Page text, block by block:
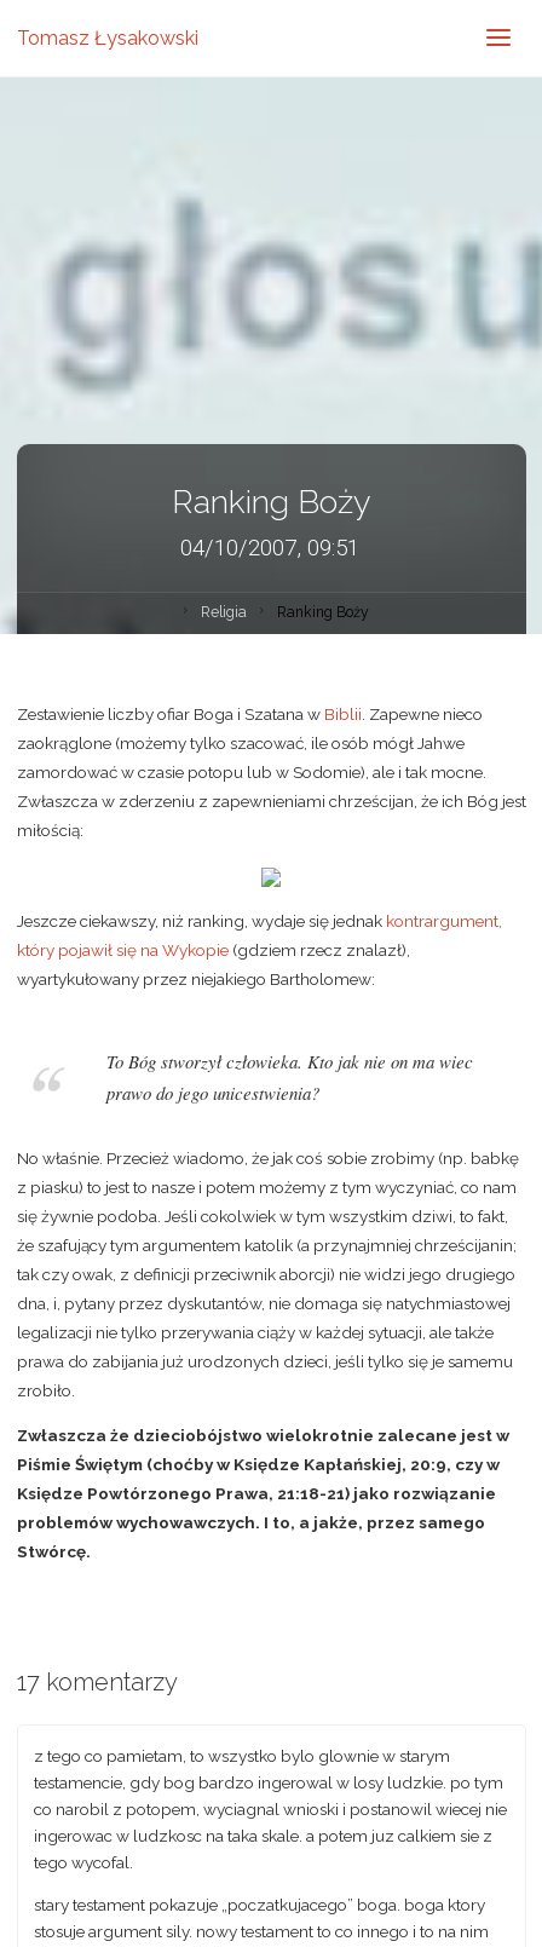
Tomasz Łysakowski
Ranking Boży
04/10/2007, 09:51
Religia Ranking Boży
Zestawienie liczby ofiar Boga i Szatana w Biblii . Zapewne nieco
zaokrąglone (możemy tylko szacować, ile osób mógł Jahwe
zamordować w czasie potopu lub w Sodomie), ale i tak mocne.
Zwłaszcza w zderzeniu z zapewnieniami chrześcijan, że ich Bóg jest
miłością:
Jeszcze ciekawszy, niż ranking, wydaje się jednak kontrargument,
który pojawił się na Wykopie(gdziem rzecz znalazł),
wyartykułowany przez niejakiego Bartholomew:
To Bóg stworzył człowieka. Kto jak nie on ma wiec
prawo do jego unicestwienia?
No właśnie. Przecież wiadomo, że jak coś sobie zrobimy (np. babkę
z piasku) to jest to nasze i potem możemy z tym wyczyniać, co nam
się żywnie podoba. Jeśli cokolwiek w tym wszystkim dziwi, to fakt,
że szafujący tym argumentem katolik (a przynajmniej chrześcijanin;
tak czy owak, z definicji przeciwnik aborcji) nie widzi jego drugiego
dna, i, pytany przez dyskutantów, nie domaga się natychmiastowej
legalizacji nie tylko przerywania ciąży w każdej sytuacji, ale także
prawa do zabijania już urodzonych dzieci, jeśli tylko się je samemu
zrobiło.
Zwłaszcza że dzieciobójstwo wielokrotnie zalecane jest w
Piśmie Świętym (choćby w Księdze Kapłańskiej, 20:9, czy w
Księdze Powtórzonego Prawa, 21:18-21) jako rozwiązanie
problemów wychowawczych. I to, a jakże, przez samego
Stwórcę.
17 komentarzy
z tego co pamietam, to wszystko bylo glownie w starym
testamencie, gdy bog bardzo ingerowal w losy ludzkie. po tym
co narobil z potopem, wyciagnal wnioski i postanowil wiecej nie
ingerowac w ludzkosc na taka skale. a potem juz calkiem sie z
tego wycofal.
stary testament pokazuje „poczatkujacego” boga. boga ktory
stosuje argument sily. nowy testament to co innego i to na nim